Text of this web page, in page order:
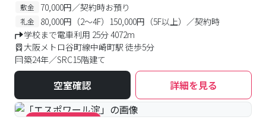
敷金 70,000円／契約時お預り
礼金
80,000円（2～4F）150,000円（5F以上）／契約時
学校まで電車利用 25分 4072m
大阪メトロ谷町線中崎町駅 徒歩5分
築24年／SRC15階建て
空室確認 詳細を見る
#キャンペーン実施中